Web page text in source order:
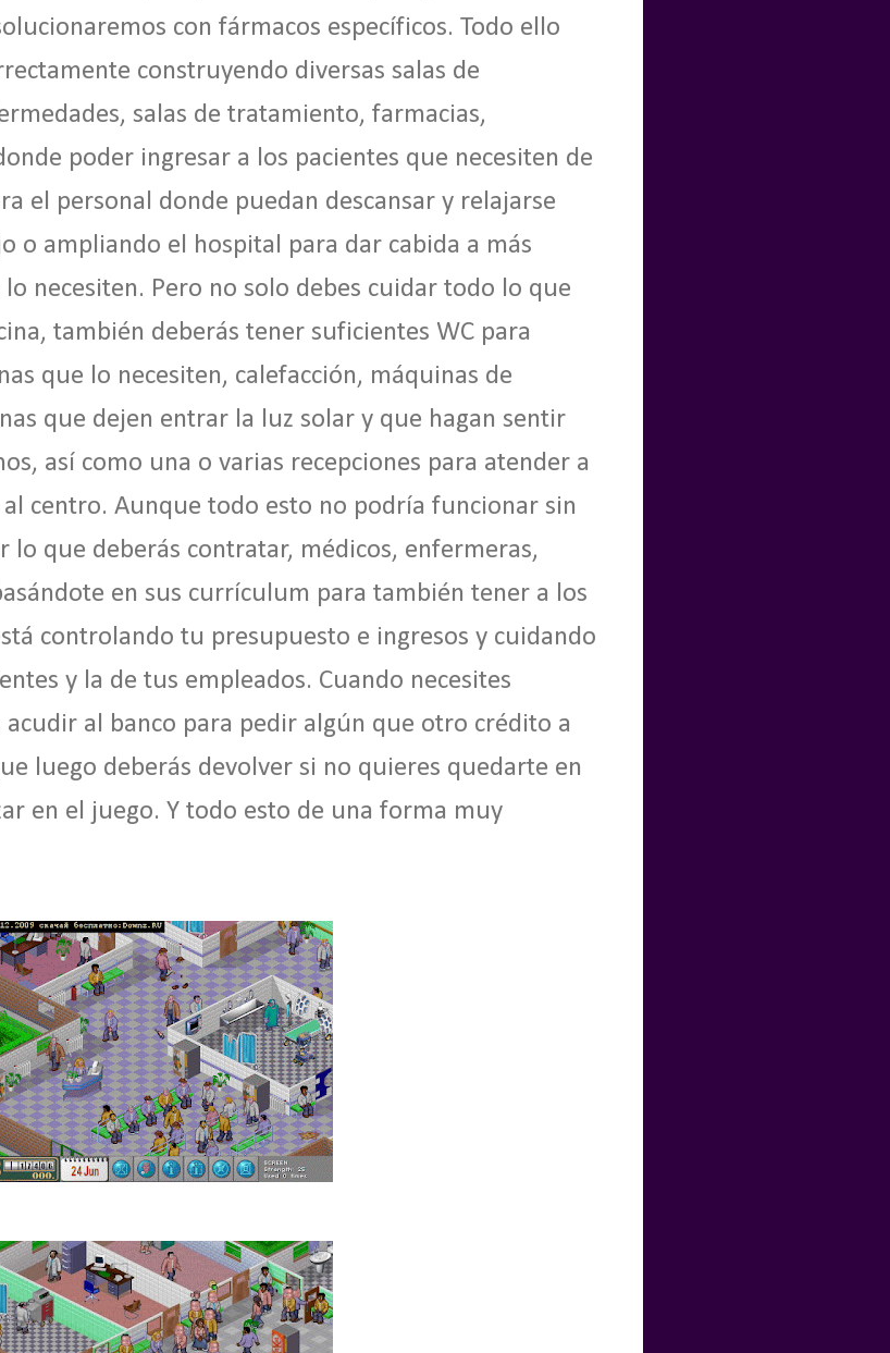
con fármacos específicos. Todo ello
construyendo diversas salas de
salas de tratamiento, farmacias,
poder ingresar a los pacientes que necesiten de
el personal donde puedan descansar y relajarse
o ampliando el hospital para dar cabida a más
necesiten. Pero no solo debes cuidar todo lo que
también deberás tener suficientes WC para
que lo necesiten, calefacción, máquinas de
que dejen entrar la luz solar y que hagan sentir
así como una o varias recepciones para atender a
centro. Aunque todo esto no podría funcionar sin
lo que deberás contratar, médicos, enfermeras,
en sus currículum para también tener a los
controlando tu presupuesto e ingresos y cuidando
y la de tus empleados. Cuando necesites
al banco para pedir algún que otro crédito a
luego deberás devolver si no quieres quedarte en
en el juego. Y todo esto de una forma muy